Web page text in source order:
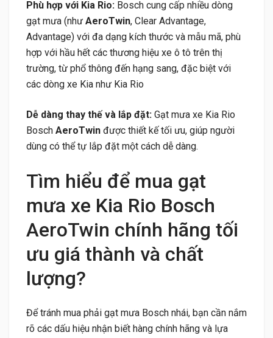
Phù hợp với Kia Rio: Bosch cung cấp nhiều dòng
gạt mưa (như AeroTwin, Clear Advantage,
Advantage) với đa dạng kích thước và mẫu mã, phù
hợp với hầu hết các thương hiệu xe ô tô trên thị
trường, từ phổ thông đến hạng sang, đặc biệt với
các dòng xe Kia như Kia Rio
Dễ dàng thay thế và lắp đặt: Gạt mưa xe Kia Rio
Bosch AeroTwin được thiết kế tối ưu, giúp người
dùng có thể tự lắp đặt một cách dễ dàng.
Tìm hiểu để mua gạt
mưa xe Kia Rio Bosch
AeroTwin chính hãng tối
ưu giá thành và chất
lượng?
Để tránh mua phải gạt mưa Bosch nhái, bạn cần nắm
rõ các dấu hiệu nhận biết hàng chính hãng và lựa